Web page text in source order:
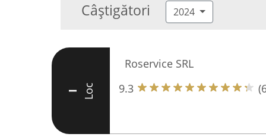
Câștigători 2024
I Loc
Roservice SRL
9.3